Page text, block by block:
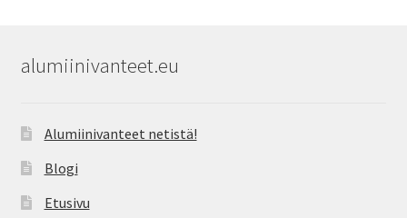
alumiinivanteet.eu
Alumiinivanteet netistä!
Blogi
Etusivu